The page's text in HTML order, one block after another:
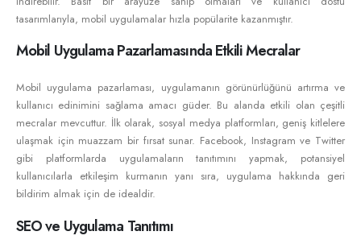
tasarımlarıyla, mobil uygulamalar hızla popülarite kazanmıştır.
Mobil Uygulama Pazarlamasında Etkili Mecralar
Mobil uygulama pazarlaması, uygulamanın görünürlüğünü artırma ve
kullanıcı edinimini sağlama amacı güder. Bu alanda etkili olan çeşitli
mecralar mevcuttur. İlk olarak, sosyal medya platformları, geniş kitlelere
ulaşmak için muazzam bir fırsat sunar. Facebook, Instagram ve Twitter
gibi platformlarda uygulamaların tanıtımını yapmak, potansiyel
kullanıcılarla etkileşim kurmanın yanı sıra, uygulama hakkında geri
bildirim almak için de idealdir.
SEO ve Uygulama Tanıtımı